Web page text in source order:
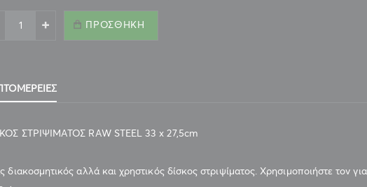
ΠΡΟΣΘΉΚΗ
ΣΤΡΙΨΙΜΑΤΟΣ RAW STEEL 33 x 27,5cm
διακοσμητικός αλλά και χρηστικός δίσκος στριψίματος. Χρησιμοποιήστε τον